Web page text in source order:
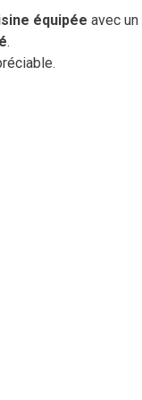
équipée avec un
.